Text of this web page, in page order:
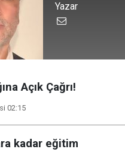
Yazar
Açık Çağrı!
02:15
kadar eğitim